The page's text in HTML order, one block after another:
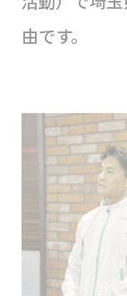
由です。